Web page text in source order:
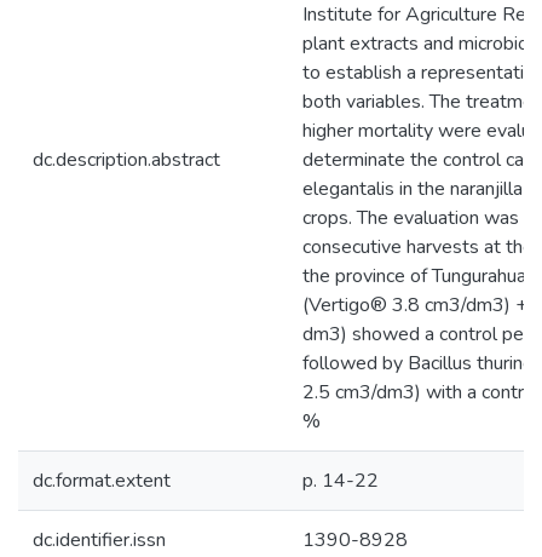
dc.description.abstract
Institute for Agriculture
plant extracts and
to establish a
both variables. The
higher mortality were
determinate the control
elegantalis in the naranjilla
crops. The evaluation was
consecutive harvests at the
the province of
(Vertigo® 3.8 cm3/dm3) +
dm3) showed a control
followed by Bacillus
2.5 cm3/dm3) with a
%
dc.format.extent p. 14-22
dc.identifier.issn 1390-8928